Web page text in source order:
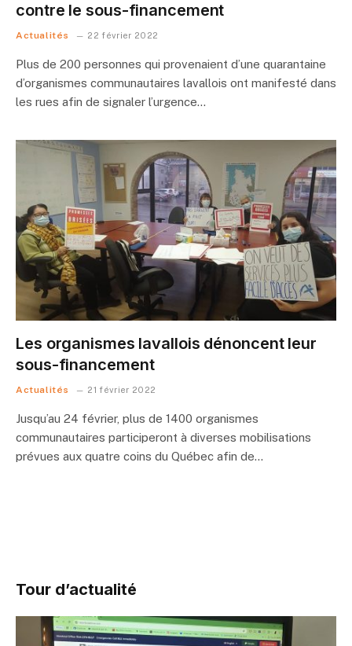
contre le sous-financement
Actualités 22 février 2022
Plus de 200 personnes qui provenaient d’une quarantaine
d’organismes communautaires lavallois ont manifesté dans
les rues afin de signaler l’urgence…
Les organismes lavallois dénoncent leur
sous-financement
Actualités 21 février 2022
Jusqu’au 24 février, plus de 1400 organismes
communautaires participeront à diverses mobilisations
prévues aux quatre coins du Québec afin de…
Tour d’actualité